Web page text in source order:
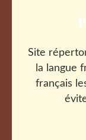
Site
la langue
français